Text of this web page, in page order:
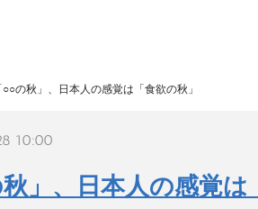
○○の秋」、日本人の感覚は「食欲の秋」
10:00
秋」、日本人の感覚は